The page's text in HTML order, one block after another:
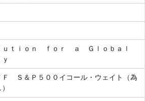
ｕｔｉｏｎ ｆｏｒ ａ Ｇｌｏｂａｌ
Ｆ Ｓ＆Ｐ５００イコール・ウェイト（為